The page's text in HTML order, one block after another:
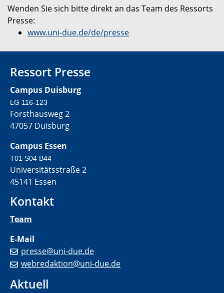
Wenden Sie sich bitte direkt an das Team des Ressorts
Presse:
www.uni-due.de/de/presse
Ressort Presse
Campus Duisburg
LG 116-123
Forsthausweg 2
47057 Duisburg
Campus Essen
T01 S04 B44
Universitätsstraße 2
45141 Essen
Kontakt
Team
E-Mail
presse@uni-due.de
webredaktion@uni-due.de
Aktuell